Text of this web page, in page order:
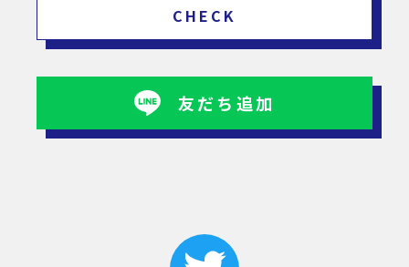
CHECK
友だち追加